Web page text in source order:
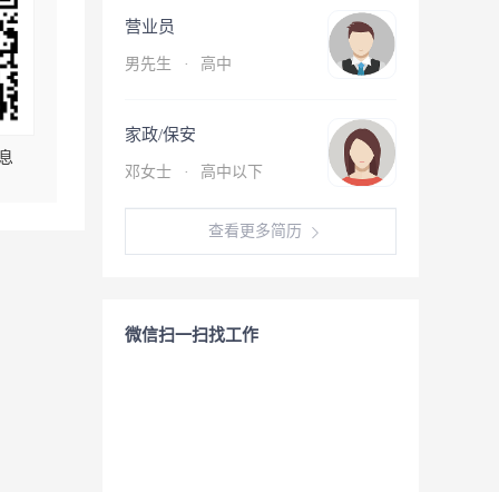
营业员
男先生 · 高中
家政/保安
邓女士 · 高中以下
查看更多简历
微信扫一扫找工作